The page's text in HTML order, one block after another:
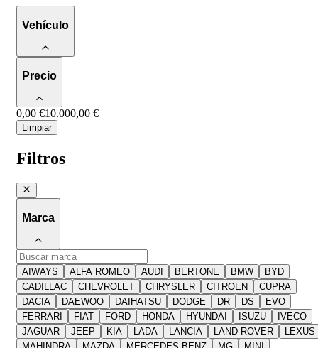
Vehículo
Precio
0,00 €10.000,00 €
Limpiar
Filtros
Marca
AIWAYS ALFA ROMEO AUDI BERTONE BMW
BYD
CADILLAC
CHEVROLET CHRYSLER CITROEN
CUPRA
DACIA
DAEWOO DAIHATSU DODGE DR DS
EVO
FERRARI
FIAT FORD HONDA HYUNDAI ISUZU
IVECO
JAGUAR
JEEP KIA LADA LANCIA LAND ROVER
LEXUS